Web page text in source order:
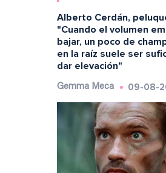
Alberto Cerdán,
"Cuando el volumen
bajar, un poco de
en la raíz suele ser
dar elevación"
Gemma Meca 09-08-